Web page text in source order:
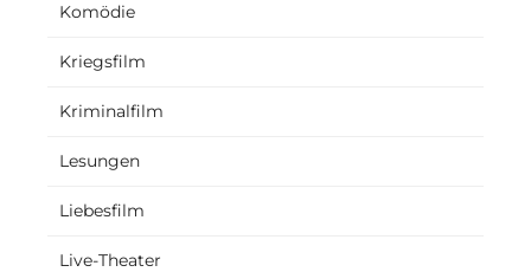
Komödie
Kriegsfilm
Kriminalfilm
Lesungen
Liebesfilm
Live-Theater